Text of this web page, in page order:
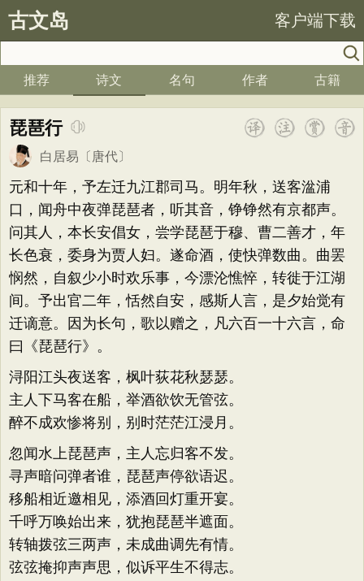
古文岛 客户端下载
推荐 诗文 名句 作者 古籍
琵琶行
白居易 〔唐代〕
元和十年，予左迁九江郡司马。明年秋，送客湓浦
口，闻舟中夜弹琵琶者，听其音，铮铮然有京都声。
问其人，本长安倡女，尝学琵琶于穆、曹二善才，年
长色衰，委身为贾人妇。遂命酒，使快弹数曲。曲罢
悯然，自叙少小时欢乐事，今漂沦憔悴，转徙于江湖
间。予出官二年，恬然自安，感斯人言，是夕始觉有
迁谪意。因为长句，歌以赠之，凡六百一十六言，命
曰《琵琶行》。
浔阳江头夜送客，枫叶荻花秋瑟瑟。
主人下马客在船，举酒欲饮无管弦。
醉不成欢惨将别，别时茫茫江浸月。
忽闻水上琵琶声，主人忘归客不发。
寻声暗问弹者谁，琵琶声停欲语迟。
移船相近邀相见，添酒回灯重开宴。
千呼万唤始出来，犹抱琵琶半遮面。
转轴拨弦三两声，未成曲调先有情。
弦弦掩抑声声思，似诉平生不得志。